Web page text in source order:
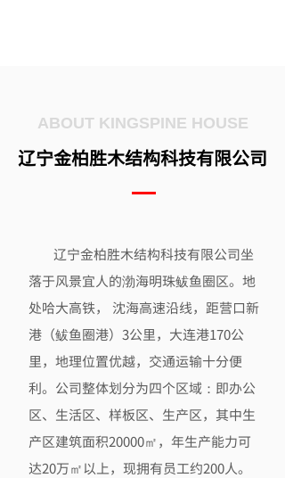
辽宁金柏胜木结构科技有限公司
辽宁金柏胜木结构科技有限公司坐
落于风景宜人的渤海明珠鲅鱼圈区。地
处哈大高铁， 沈海高速沿线，距营口新
港（鲅鱼圈港）3公里，大连港170公
里，地理位置优越，交通运输十分便
利。公司整体划分为四个区域：即办公
区、生活区、样板区、生产区，其中生
产区建筑面积20000㎡，年生产能力可
达20万㎡以上，现拥有员工约200人。
ABOUT KINGSPINE HOUSE